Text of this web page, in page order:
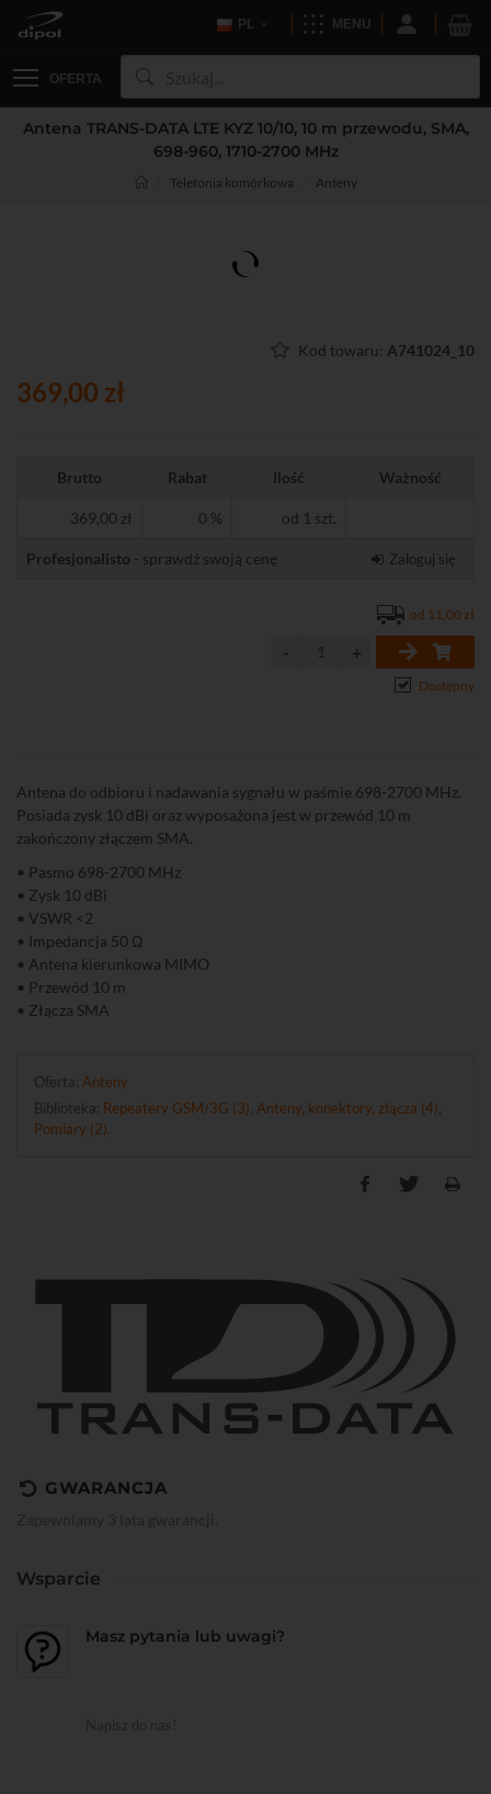
PL MENU
OFERTA
Antena TRANS-DATA LTE KYZ 10/10, 10 m przewodu, SMA,
698-960, 1710-2700 MHz
Telefonia komórkowa Anteny
Kod towaru: A741024_10
369,00 zł
Brutto Rabat Ilość Ważność
369,00 zł 0 % od 1 szt.
Profesjonalisto - sprawdź swoją cenę Zaloguj się
od 11,00 zł
Dostępny
Antena do odbioru i nadawania sygnału w paśmie 698-2700 MHz.
Posiada zysk 10 dBi oraz wyposażona jest w przewód 10 m
zakończony złączem SMA.
• Pasmo 698-2700 MHz
• Zysk 10 dBi
• VSWR <2
• Impedancja 50 Ω
• Antena kierunkowa MIMO
• Przewód 10 m
• Złącza SMA
Oferta: Anteny
Biblioteka: Repeatery GSM/3G (3) Anteny, konektory, złącza (4)
Pomiary (2)
GWARANCJA
Wsparcie
Masz pytania lub uwagi?